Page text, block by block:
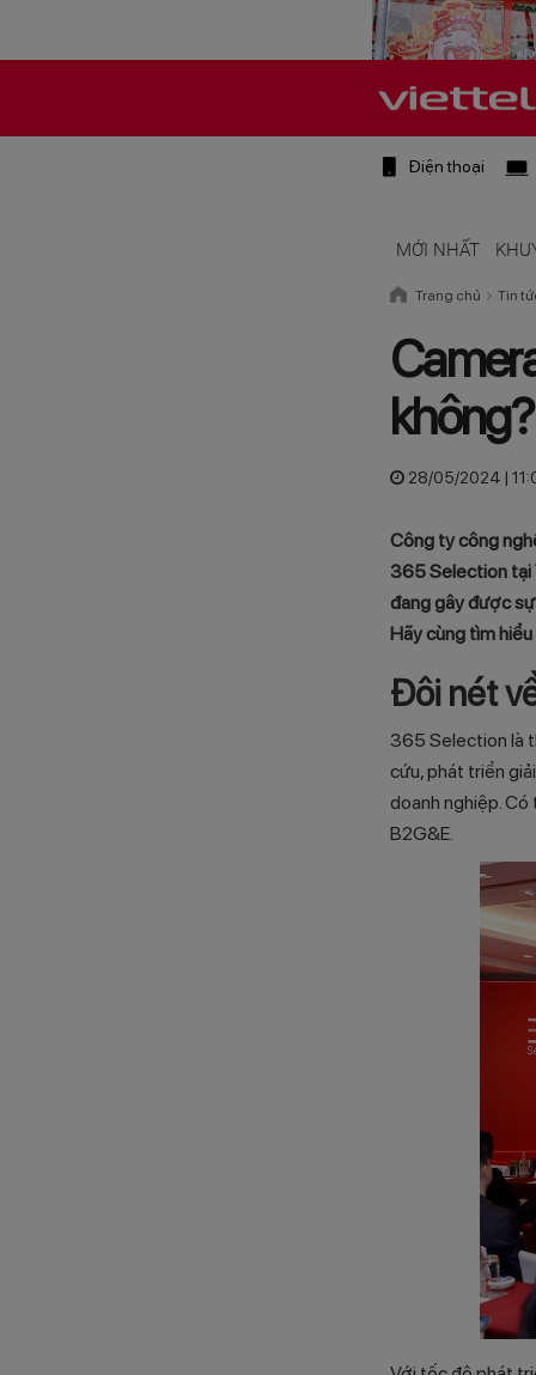
Điện thoại
MỚI NHẤT
Trang chủ Tin
28/05/2024 |
Công ty công
365 Selection tại
đang gây được
Hãy cùng tìm
Đôi nét
365 Selection là
cứu, phát triển
doanh nghiệp.
B2G&E.